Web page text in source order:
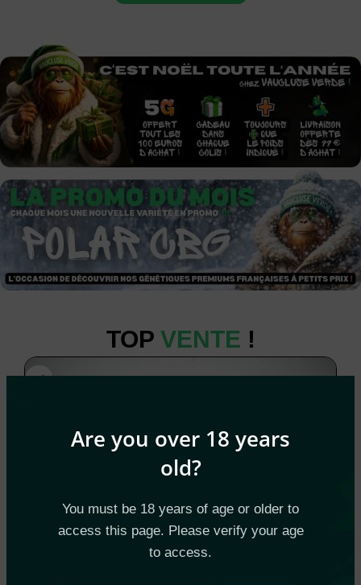
Are you over 18 years
old?
You must be 18 years of age or older to
access this page. Please verify your age
to access.
TOP VENTE !